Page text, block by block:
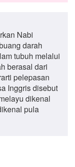
Nabi
darah
tubuh melalui
berasal dari
pelepasan
Inggris disebut
dikenal
pula